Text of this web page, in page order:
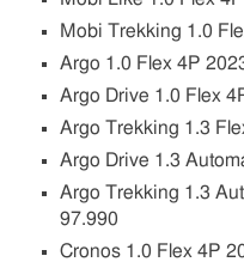
Mobi Trekking 1.0
Argo 1.0 Flex 4P
Argo Drive 1.0 Flex
Argo Trekking 1.3
Argo Drive 1.3
Argo Trekking 1.3
97.990
Cronos 1.0 Flex 4P